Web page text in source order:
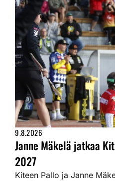
9.8.2026
Janne Mäkelä jatkaa
2027
Kiteen Pallo ja Janne